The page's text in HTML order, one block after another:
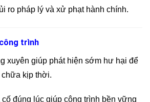
ro pháp lý và xử phạt hành chính.
trình
xuyên giúp phát hiện sớm hư hại để
kịp thời.
đúng lúc giúp công trình bền vững